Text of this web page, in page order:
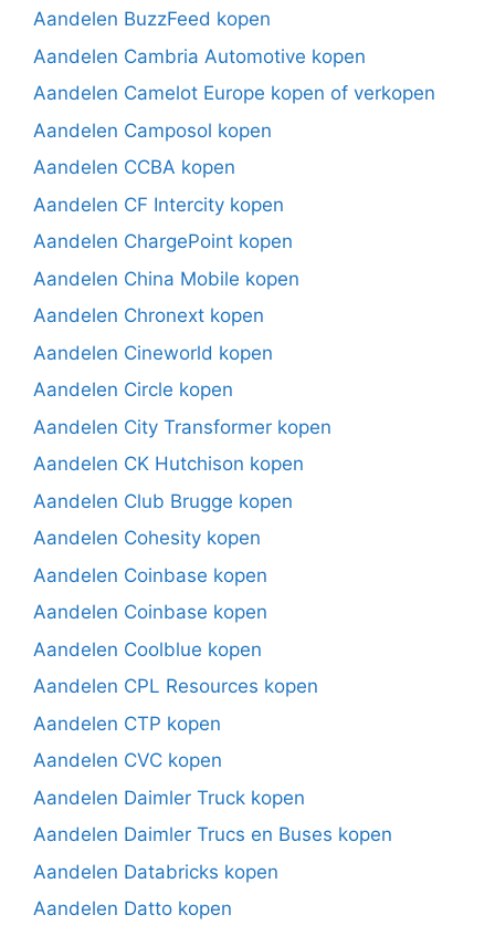
Aandelen BuzzFeed kopen
Aandelen Cambria Automotive kopen
Aandelen Camelot Europe kopen of verkopen
Aandelen Camposol kopen
Aandelen CCBA kopen
Aandelen CF Intercity kopen
Aandelen ChargePoint kopen
Aandelen China Mobile kopen
Aandelen Chronext kopen
Aandelen Cineworld kopen
Aandelen Circle kopen
Aandelen City Transformer kopen
Aandelen CK Hutchison kopen
Aandelen Club Brugge kopen
Aandelen Cohesity kopen
Aandelen Coinbase kopen
Aandelen Coinbase kopen
Aandelen Coolblue kopen
Aandelen CPL Resources kopen
Aandelen CTP kopen
Aandelen CVC kopen
Aandelen Daimler Truck kopen
Aandelen Daimler Trucs en Buses kopen
Aandelen Databricks kopen
Aandelen Datto kopen